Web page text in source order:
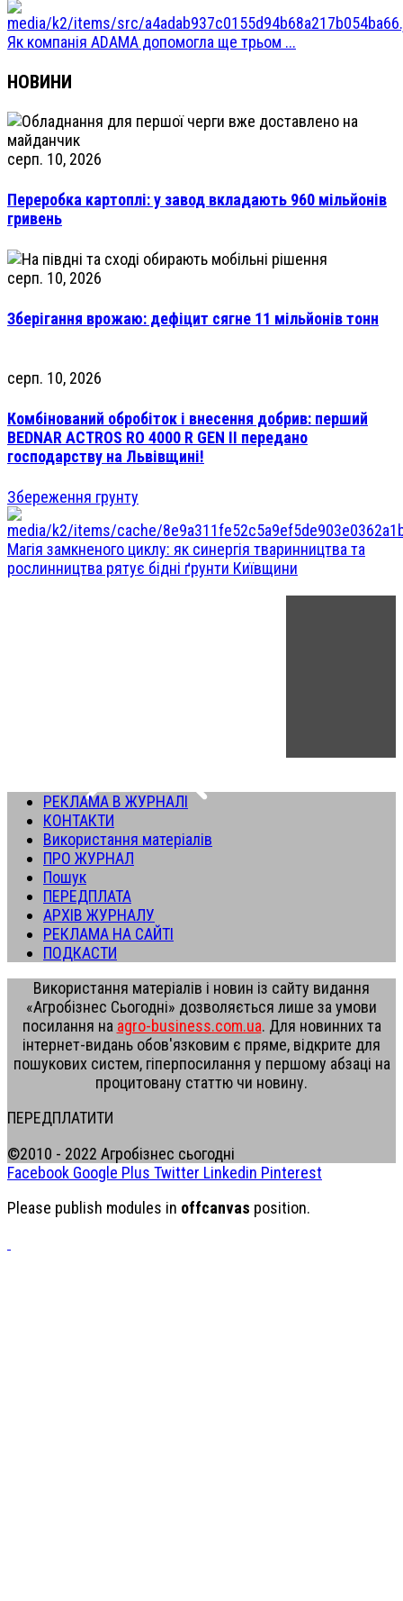
Як компанія ADAMA допомогла ще трьом ...
НОВИНИ
серп. 10, 2026
Переробка картоплі: у завод вкладають 960 мільйонів
гривень
серп. 10, 2026
Зберігання врожаю: дефіцит сягне 11 мільйонів тонн
серп. 10, 2026
Комбінований обробіток і внесення добрив: перший
BEDNAR ACTROS RO 4000 R GEN II передано
господарству на Львівщині!
Збереження грунту
Магія замкненого циклу: як синергія тваринництва та
рослинництва рятує бідні ґрунти Київщини
РЕКЛАМА В ЖУРНАЛІ
КОНТАКТИ
Використання матеріалів
ПРО ЖУРНАЛ
Пошук
ПЕРЕДПЛАТА
АРХІВ ЖУРНАЛУ
РЕКЛАМА НА САЙТІ
ПОДКАСТИ
Використання матеріалів і новин із сайту видання
«Агробізнес Сьогодні» дозволяється лише за умови
посилання на agro-business.com.ua. Для новинних та
інтернет-видань обов'язковим є пряме, відкрите для
пошукових систем, гіперпосилання у першому абзаці на
процитовану статтю чи новину.
ПЕРЕДПЛАТИТИ
©2010 - 2022 Агробізнес сьогодні
Facebook Google Plus Twitter Linkedin Pinterest
Please publish modules in offcanvas position.